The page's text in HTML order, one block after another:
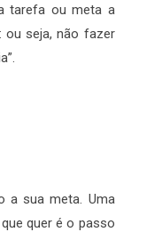
tarefa ou meta a
ou seja, não fazer
a sua meta. Uma
quer é o passo